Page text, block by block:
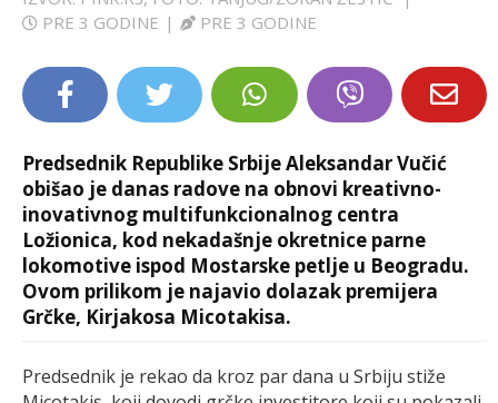
PRE 3 GODINE | PRE 3 GODINE
Predsednik Republike Srbije Aleksandar Vučić
obišao je danas radove na obnovi kreativno-
inovativnog multifunkcionalnog centra
Ložionica, kod nekadašnje okretnice parne
lokomotive ispod Mostarske petlje u Beogradu.
Ovom prilikom je najavio dolazak premijera
Grčke, Kirjakosa Micotakisa.
Predsednik je rekao da kroz par dana u Srbiju stiže